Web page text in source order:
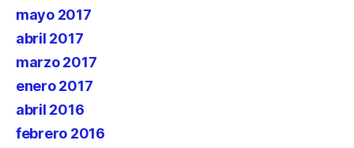
mayo 2017
abril 2017
marzo 2017
enero 2017
abril 2016
febrero 2016